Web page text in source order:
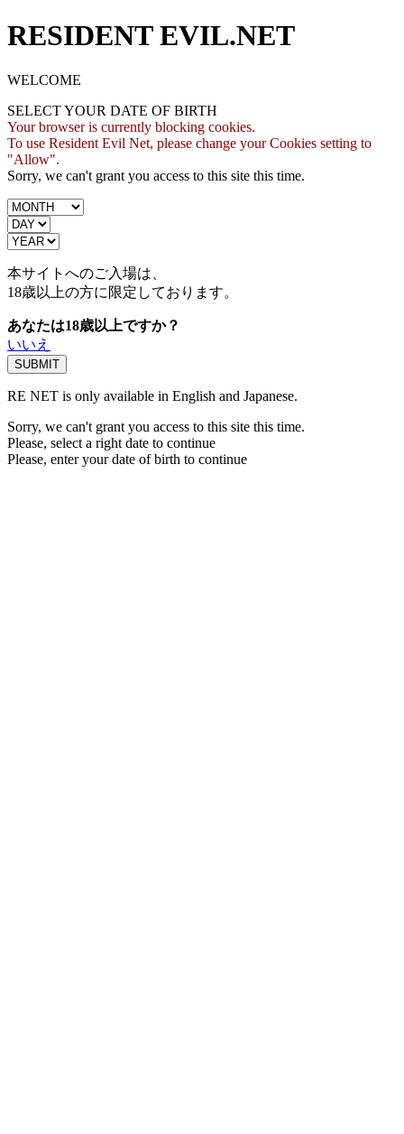
RESIDENT EVIL.NET
WELCOME
SELECT YOUR DATE OF BIRTH
Your browser is currently blocking cookies.
To use Resident Evil Net, please change your Cookies setting to
"Allow".
Sorry, we can't grant you access to this site this time.
本サイトへのご入場は、
18歳以上の方に限定しております。
あなたは18歳以上ですか？
いいえ
RE NET is only available in English and Japanese.
Sorry, we can't grant you access to this site this time.
Please, select a right date to continue
Please, enter your date of birth to continue